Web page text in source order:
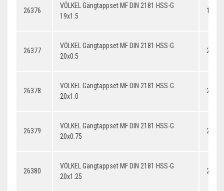
26376
VÖLKEL Gängtappset MF DIN 2181 HSS-G
19x1.5
26377
VÖLKEL Gängtappset MF DIN 2181 HSS-G
20x0.5
26378
VÖLKEL Gängtappset MF DIN 2181 HSS-G
20x1.0
26379
VÖLKEL Gängtappset MF DIN 2181 HSS-G
20x0.75
26380
VÖLKEL Gängtappset MF DIN 2181 HSS-G
20x1.25